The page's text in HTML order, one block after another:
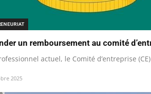
un remboursement au comité
actuel, le Comité d’entreprise
2025